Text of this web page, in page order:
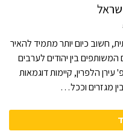
חשוב כיום יותר מתמיד להאיר
בין יהודים לערבים
הלפרין, קיימות דוגמאות
מגזרים וככל…